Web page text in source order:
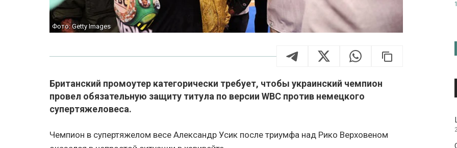
Фото: Getty Images
Британский промоутер категорически требует, чтобы украинский чемпион
провел обязательную защиту титула по версии WBC против немецкого
супертяжеловеса.
Чемпион в супертяжелом весе Александр Усик после триумфа над Рико Верховеном